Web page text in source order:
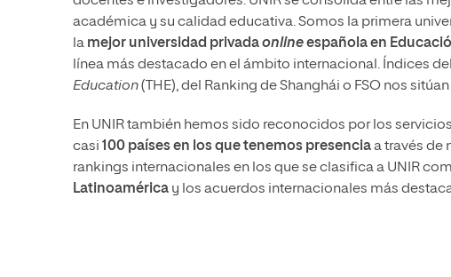
Ciencias de la Salud
Ciencias Sociales y del Trabajo
Diseño
Artes
Música
Maestría
Maestría
Sistemas
Maestría
Educación
Ciencias de la Salud
Marketing y Comunicación
Diseño
Artes
académica y su calidad educativa. Somos la primera
la mejor universidad privadaonlineespañola en
línea más destacado en el ámbito internacional. Índices
Education(THE), del Ranking de Shanghái o FSO nos
En UNIR también hemos sido reconocidos por los
casi 100 países en los que tenemos presenciaa través de
rankings internacionales en los que se clasifica a UNIR
Latinoamérica y los acuerdos internacionales más